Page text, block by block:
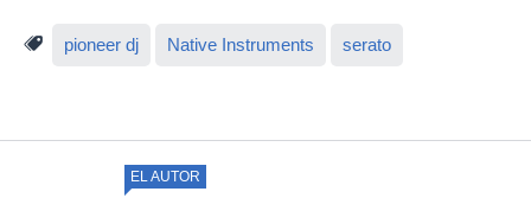
pioneer dj Native Instruments serato
EL AUTOR